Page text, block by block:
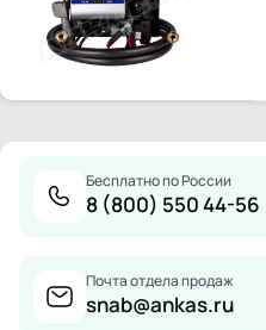
Бесплатно по России
8 (800) 550 44-56
Почта отдела продаж
snab@ankas.ru